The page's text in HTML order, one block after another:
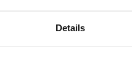
Details
een
van